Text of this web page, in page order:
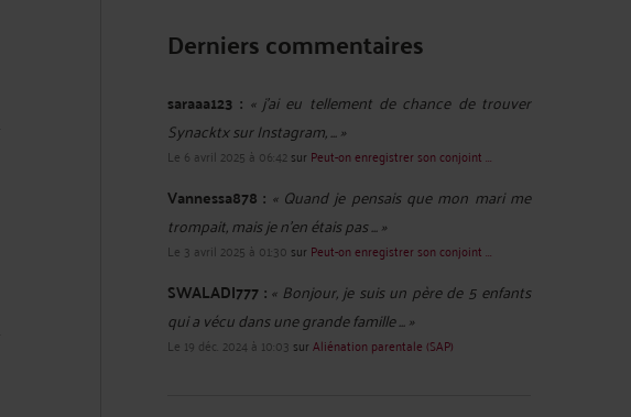
Derniers commentaires
saraaa123 : « j'ai eu tellement de chance de trouver
Synacktx sur Instagram, ... »
Le 6 avril 2025 à 06:42sur Peut-on enregistrer son conjoint ...
Vannessa878 : « Quand je pensais que mon mari me
trompait, mais je n'en étais pas ... »
Le 3 avril 2025 à 01:30 sur Peut-on enregistrer son conjoint ...
SWALADI777 : « Bonjour, je suis un père de 5 enfants
qui a vécu dans une grande famille ... »
Le 19 déc. 2024 à 10:03 surAliénation parentale (SAP)